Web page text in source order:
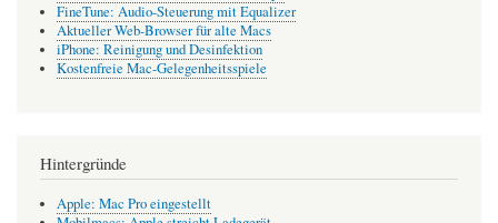
FineTune: Audio-Steuerung mit Equalizer
Aktueller Web-Browser für alte Macs
iPhone: Reinigung und Desinfektion
Kostenfreie Mac-Gelegenheitsspiele
Hintergründe
Apple: Mac Pro eingestellt